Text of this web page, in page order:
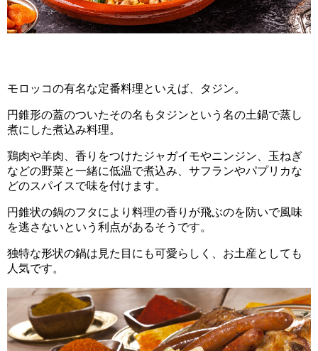
モロッコの有名な定番料理といえば、タジン。
円錐形の蓋のついたその名もタジンという名の土鍋で蒸し
煮にした煮込み料理。
鶏肉や羊肉、香りをつけたジャガイモやニンジン、玉ねぎ
などの野菜と一緒に低温で煮込み、サフランやパプリカな
どのスパイスで味を付けます。
円錐状の鍋のフタにより料理の香りが飛ぶのを防いで風味
を逃さないという利点があるそうです。
独特な形状の鍋は見た目にも可愛らしく、お土産としても
人気です。